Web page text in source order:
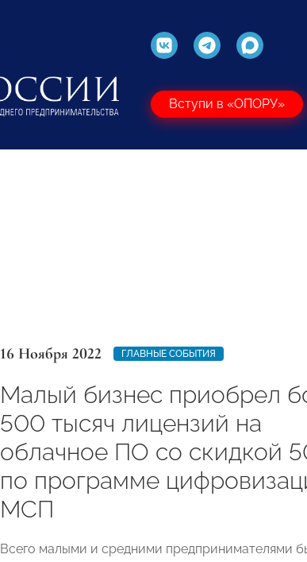
Вступи в «ОПОРУ»
16 Ноября 2022 ГЛАВНЫЕ СОБЫТИЯ
Малый бизнес приобрел
500 тысяч лицензий на
облачное ПО со скидкой
по программе
МСП
Всего малыми и средними предпринимателями